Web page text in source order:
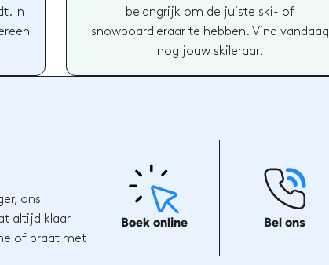
In
belangrijk om de juiste ski- of
snowboardleraar te hebben. Vind vandaag
nog jouw skileraar.
ons
altijd klaar
of praat met
Boek online Bel ons